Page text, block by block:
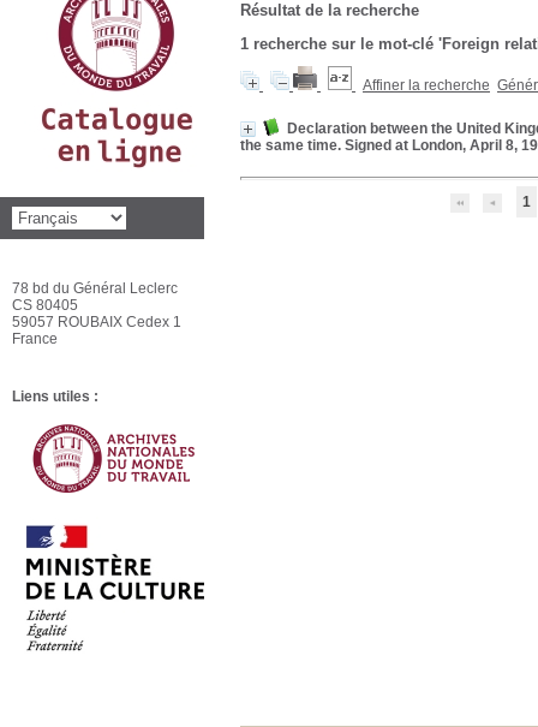
Résultat de la recherche
1 recherche sur le mot-clé 'Foreign
Affiner la recherche
Declaration between the United
the same time. Signed at London, April 8,
1
78 bd du Général Leclerc
CS 80405
59057 ROUBAIX Cedex 1
France
Liens utiles :